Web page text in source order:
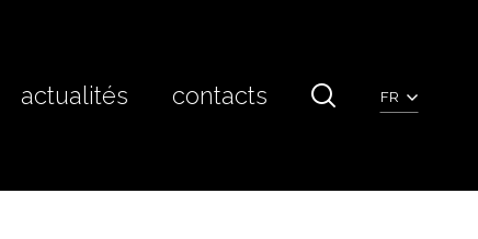
actualités contacts FR